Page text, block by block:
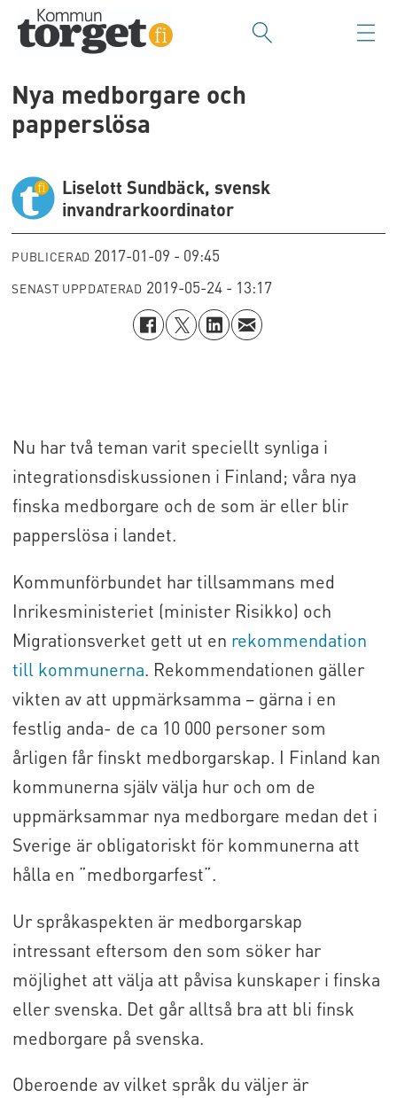
Nya medborgare och
papperslösa
Liselott Sundbäck, svensk
invandrarkoordinator
PUBLICERAD 2017-01-09 - 09:45
SENAST UPPDATERAD 2019-05-24 - 13:17
Nu har två teman varit speciellt synliga i
integrationsdiskussionen i Finland; våra nya
finska medborgare och de som är eller blir
papperslösa i landet.
Kommunförbundet har tillsammans med
Inrikesministeriet (minister Risikko) och
Migrationsverket gett ut en rekommendation
till kommunerna. Rekommendationen gäller
vikten av att uppmärksamma – gärna i en
festlig anda- de ca 10 000 personer som
årligen får finskt medborgarskap. I Finland kan
kommunerna själv välja hur och om de
uppmärksammar nya medborgare medan det i
Sverige är obligatoriskt för kommunerna att
hålla en ”medborgarfest”.
Ur språkaspekten är medborgarskap
intressant eftersom den som söker har
möjlighet att välja att påvisa kunskaper i finska
eller svenska. Det går alltså bra att bli finsk
medborgare på svenska.
Oberoende av vilket språk du väljer är